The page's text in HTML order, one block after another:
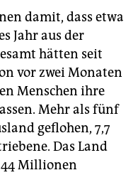
damit, dass etwa
Jahr aus der
hätten seit
vor zwei Monaten
Menschen ihre
Mehr als fünf
geflohen, 7,7
Das Land
Millionen